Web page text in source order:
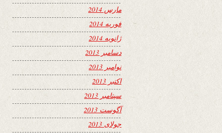
مارس 2014
فوریه 2014
ژانویه 2014
دسامبر 2013
نوامبر 2013
اکتبر 2013
سپتامبر 2013
آگوست 2013
جولای 2013